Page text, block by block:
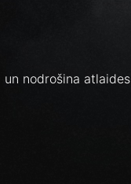
un nodrošina atlaides